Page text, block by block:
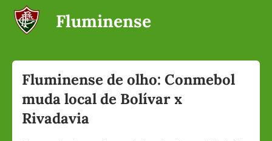
Fluminense
Fluminense de olho: Conmebol
muda local de Bolívar x
Rivadavia